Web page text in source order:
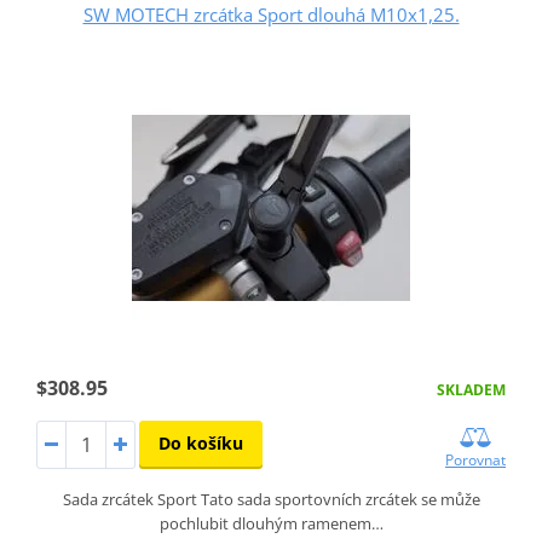
SW MOTECH zrcátka Sport dlouhá M10x1,25.
$308.95 SKLADEM
Do košíku
Porovnat
Sada zrcátek Sport Tato sada sportovních zrcátek se může
pochlubit dlouhým ramenem…